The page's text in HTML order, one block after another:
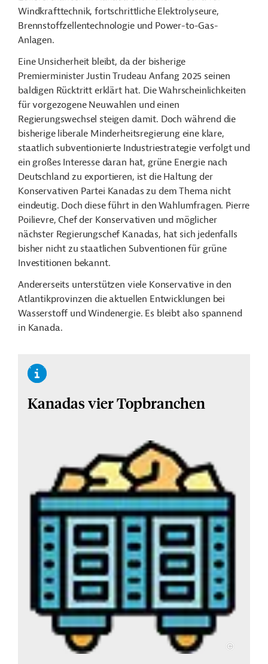
Windkrafttechnik, fortschrittliche Elektrolyseure,
Brennstoffzellentechnologie und Power-to-Gas-
Anlagen.
Eine Unsicherheit bleibt, da der bisherige
Premierminister Justin Trudeau Anfang 2025 seinen
baldigen Rücktritt erklärt hat. Die Wahrscheinlichkeiten
für vorgezogene Neuwahlen und einen
Regierungswechsel steigen damit. Doch während die
bisherige liberale Minderheitsregierung eine klare,
staatlich subventionierte Industriestrategie verfolgt und
ein großes Interesse daran hat, grüne Energie nach
Deutschland zu exportieren, ist die Haltung der
Konservativen Partei Kanadas zu dem Thema nicht
eindeutig. Doch diese führt in den Wahlumfragen. Pierre
Poilievre, Chef der Konservativen und möglicher
nächster Regierungschef Kanadas, hat sich jedenfalls
bisher nicht zu staatlichen Subventionen für grüne
Investitionen bekannt.
Andererseits unterstützen viele Konservative in den
Atlantikprovinzen die aktuellen Entwicklungen bei
Wasserstoff und Windenergie. Es bleibt also spannend
in Kanada.
Kanadas vier Topbranchen